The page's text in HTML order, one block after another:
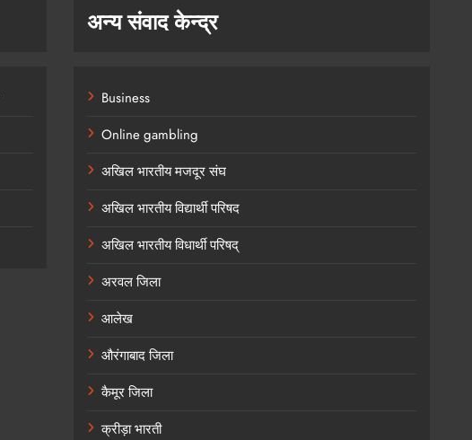
अन्य संवाद केन्द्र
Business
Online gambling
अखिल भारतीय मजदूर संघ
अखिल भारतीय विद्यार्थी परिषद
अखिल भारतीय विधार्थी परिषद्
अरवल जिला
आलेख
औरंगाबाद जिला
कैमूर जिला
क्रीड़ा भारती